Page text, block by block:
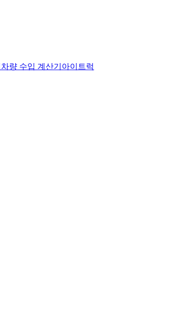
차량 수입 계산기 아이트럭